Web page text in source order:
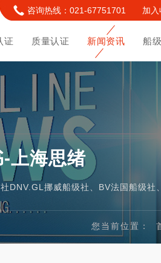
咨询热线：021-67751701 加
证 质量认证 新闻资讯 船
上海思绪
DNV.GL挪威船级社、BV法国船级社
您当前位置：